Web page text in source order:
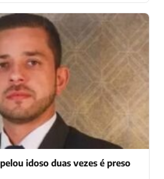
idoso duas vezes é preso